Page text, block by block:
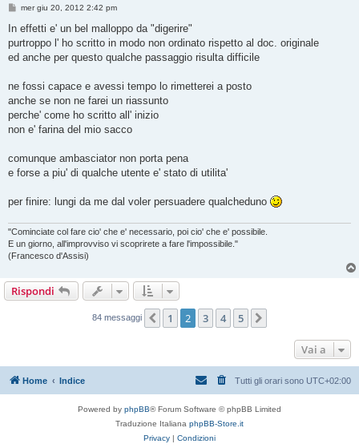
M
s
a
g
o
mer giu 20, 2012 2:42 pm
In effetti e' un bel malloppo da "digerire"
purtroppo l' ho scritto in modo non ordinato rispetto al doc. originale
ed anche per questo qualche passaggio risulta difficile
ne fossi capace e avessi tempo lo rimetterei a posto
anche se non ne farei un riassunto
perche' come ho scritto all' inizio
non e' farina del mio sacco
comunque ambasciator non porta pena
e forse a piu' di qualche utente e' stato di utilita'
per finire: lungi da me dal voler persuadere qualcheduno
"Cominciate col fare cio' che e' necessario, poi cio' che e' possibile.
E un giorno, all'improvviso vi scoprirete a fare l'impossibile."
(Francesco d'Assisi)
Rispondi
84 messaggi Precedente
1 2 3 4 5
Vai a
Home Indice Tutti gli orari sono UTC+02:00
Powered by phpBB® Forum Software © phpBB Limited
Traduzione Italiana phpBB-Store.it
Privacy | Condizioni